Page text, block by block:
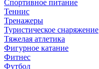
Спортивное питание
Теннис
Тренажеры
Туристическое снаряжение
Тяжелая атлетика
Фигурное катание
Фитнес
Футбол